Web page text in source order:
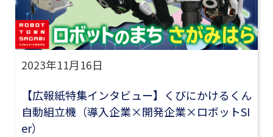
2023年11月16日
【広報紙特集インタビュー】くびにかけるくん
自動組立機（導入企業×開発企業×ロボットSI
er）